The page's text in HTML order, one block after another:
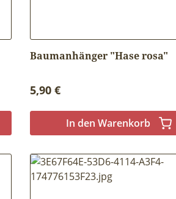
Baumanhänger "Hase rosa"
Regulärer Preis:
5,90 €
In den Warenkorb